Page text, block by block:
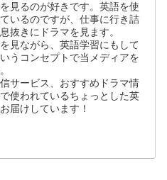
見るのが好きです。英語を使
いるのですが、仕事に行き詰
抜きにドラマを見ます。
見ながら、英語学習にもして
うコンセプトで当メディアを
サービス、おすすめドラマ情
使われているちょっとした英
届けしています！